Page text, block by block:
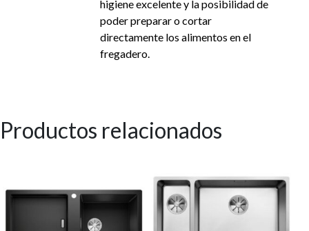
higiene excelente y la posibilidad de
poder preparar o cortar
directamente los alimentos en el
fregadero.
Productos relacionados